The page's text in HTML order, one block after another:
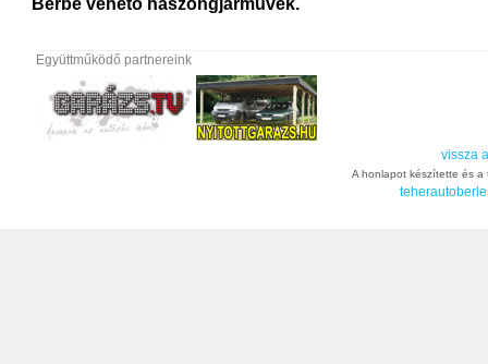
Együttműködő partnereink
vissza
A honlapot készítette és